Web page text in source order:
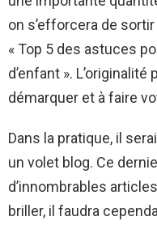
on s’efforcera de
« Top 5 des astuces
d’enfant ».
démarquer et à faire
Dans la pratique, il
un volet blog. Ce
d’innombrables
briller, il faudra